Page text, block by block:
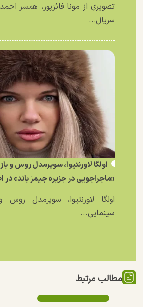
تصویری از مونا فائزپور، همسر احمد
سریال...
اولگا لاورنتیوا، سوپرمدل روس و
«ماجراجویی در جزیره جیمز باند» در
اولگا لاورنتیوا، سوپرمدل روس
سینمایی...
مطالب مرتبط